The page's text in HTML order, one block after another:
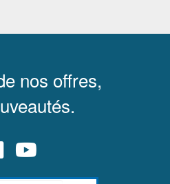
nos offres,